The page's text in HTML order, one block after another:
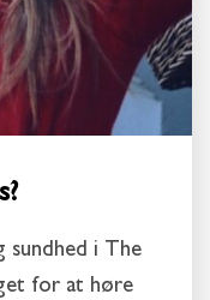
sundhed i The
for at høre